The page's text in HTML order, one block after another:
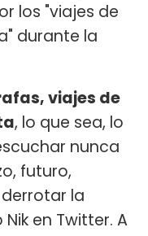
los "viajes de
durante la
viajes de
, lo que sea, lo
nunca
futuro,
la
en Twitter. A